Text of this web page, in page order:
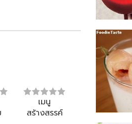
เมนู
สร้างสรรค์